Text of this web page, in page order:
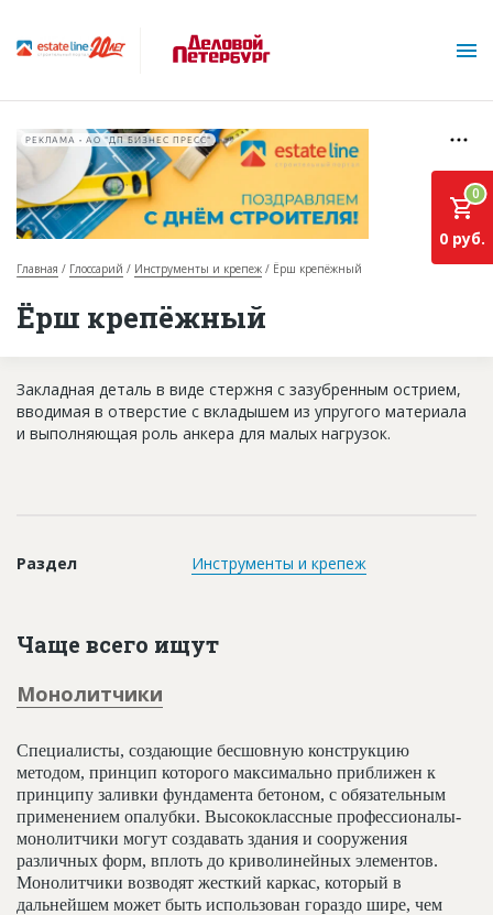
О проекте
База строящихся объектов
Инвестпроекты
Правила работы
Личный кабинет
РЕКЛАМА • АО "ДП БИЗНЕС ПРЕСС"
Главная Глоссарий Инструменты и крепеж Ёрш крепёжный
Ёрш крепёжный
0
0 руб.
Закладная деталь в виде стержня с зазубренным острием,
вводимая в отверстие с вкладышем из упругого материала
и выполняющая роль анкера для малых нагрузок.
Раздел Инструменты и крепеж
Чаще всего ищут
Монолитчики
Специалисты, создающие бесшовную конструкцию
методом, принцип которого максимально приближен к
принципу заливки фундамента бетоном, с обязательным
применением опалубки. Высококлассные профессионалы-
монолитчики могут создавать здания и сооружения
различных форм, вплоть до криволинейных элементов.
Монолитчики возводят жесткий каркас, который в
дальнейшем может быть использован гораздо шире, чем